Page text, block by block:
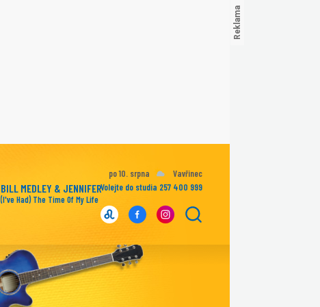
BILL MEDLEY & JENNIFER
WARNES
(I've Had) The Time Of My Life
po 10. srpna
Vavřinec
Volejte do studia 257 400 999